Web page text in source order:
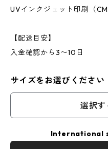
UVインクジェット印刷（
【配送目安】
入金確認から3〜10日
サイズをお選びください
選択す
International